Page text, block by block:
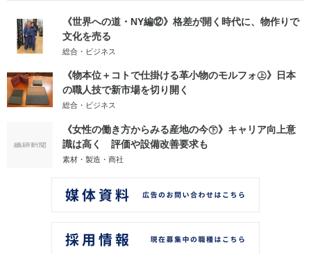
《世界への道・NY編⑫》格差が開く時代に、物作りで
文化を売る
総合・ビジネス
《物本位＋コトで仕掛ける革小物のモルフォ㊤》日本
の職人技で新市場を切り開く
総合・ビジネス
《女性の働き方からみる産地の今㊦》キャリア向上意
識は高く 評価や設備改善要求も
素材・製造・商社